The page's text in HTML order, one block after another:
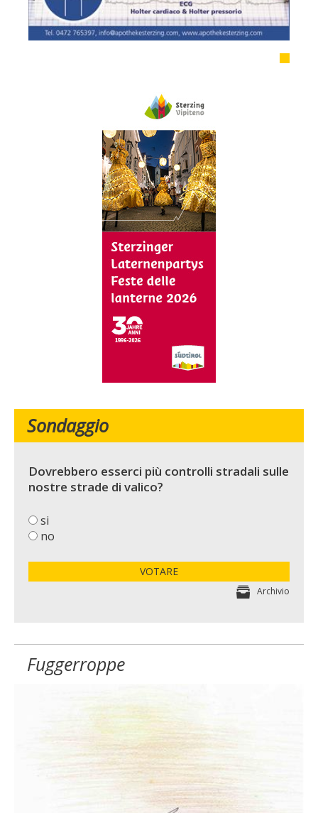
Sondaggio
Dovrebbero esserci più controlli stradali sulle
nostre strade di valico?
si
no
VOTARE
Archivio
Fuggerroppe